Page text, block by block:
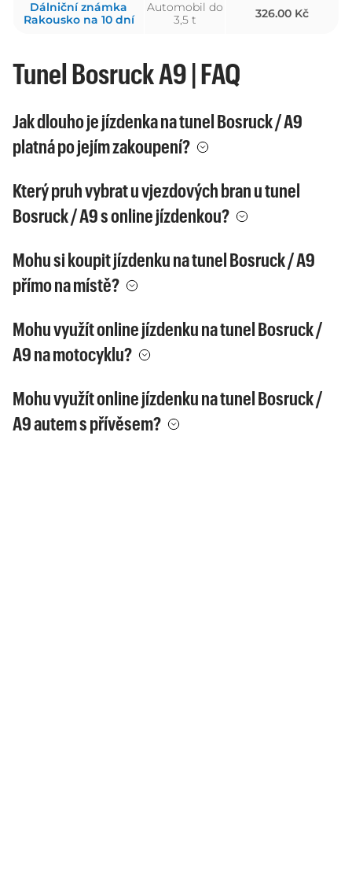
Dálniční známka
Rakousko na 10 dní
Automobil do
3,5 t
326.00 Kč
Tunel Bosruck A9 | FAQ
Jak dlouho je jízdenka na tunel Bosruck / A9
platná po jejím zakoupení?
Který pruh vybrat u vjezdových bran u tunel
Bosruck / A9 s online jízdenkou?
Mohu si koupit jízdenku na tunel Bosruck / A9
přímo na místě?
Mohu využít online jízdenku na tunel Bosruck /
A9 na motocyklu?
Mohu využít online jízdenku na tunel Bosruck /
A9 autem s přívěsem?